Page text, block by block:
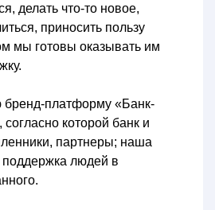
делать что-то новое,
приносить пользу
мы готовы оказывать им
бренд-платформу «Банк-
которой банк и
партнеры; наша
поддержка людей в